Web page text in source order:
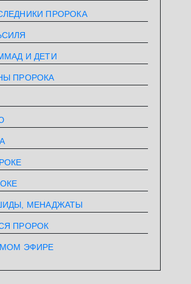
ПРОРОКА
И ДЕТИ
ПРОРОКА
МЕНАДЖАТЫ
ПРОРОК
ЭФИРЕ